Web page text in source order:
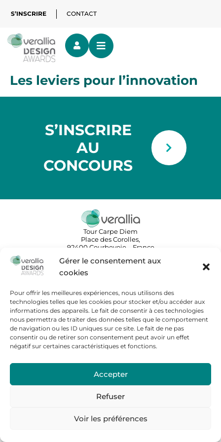
Gérer le consentement aux
cookies
Pour offrir les meilleures expériences, nous utilisons des
technologies telles que les cookies pour stocker et/ou accéder aux
informations des appareils. Le fait de consentir à ces technologies
nous permettra de traiter des données telles que le comportement
de navigation ou les ID uniques sur ce site. Le fait de ne pas
consentir ou de retirer son consentement peut avoir un effet
négatif sur certaines caractéristiques et fonctions.
Accepter
Refuser
Voir les préférences
S’INSCRIRE CONTACT
Les leviers pour l’innovation
S’INSCRIRE
AU
CONCOURS
Tour Carpe Diem
Place des Corolles,
92400 Courbevoie – France
Règlement du concours
Mentions légales
Nous contacter
Espace presse
Verallia.fr